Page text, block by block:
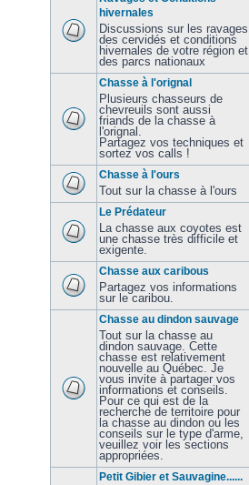
hivernales
Discussions sur les ravages
des cervidés et conditions
hivernales de votre région et
des parcs nationaux
Chasse à l'orignal
Plusieurs chasseurs de
chevreuils sont aussi
friands de la chasse à
l'orignal.
Partagez vos techniques et
sortez vos calls !
Chasse à l'ours
Tout sur la chasse à l'ours
Le Prédateur
La chasse aux coyotes est
une chasse très difficile et
exigente.
Chasse aux caribous
Partagez vos informations
sur le caribou.
Chasse au dindon sauvage
Tout sur la chasse au
dindon sauvage. Cette
chasse est relativement
nouvelle au Québec. Je
vous invite à partager vos
informations et conseils.
Pour ce qui est de la
recherche de territoire pour
la chasse au dindon ou les
conseils sur le type d'arme,
veuillez voir les sections
appropriées.
Petit Gibier et Sauvagine......